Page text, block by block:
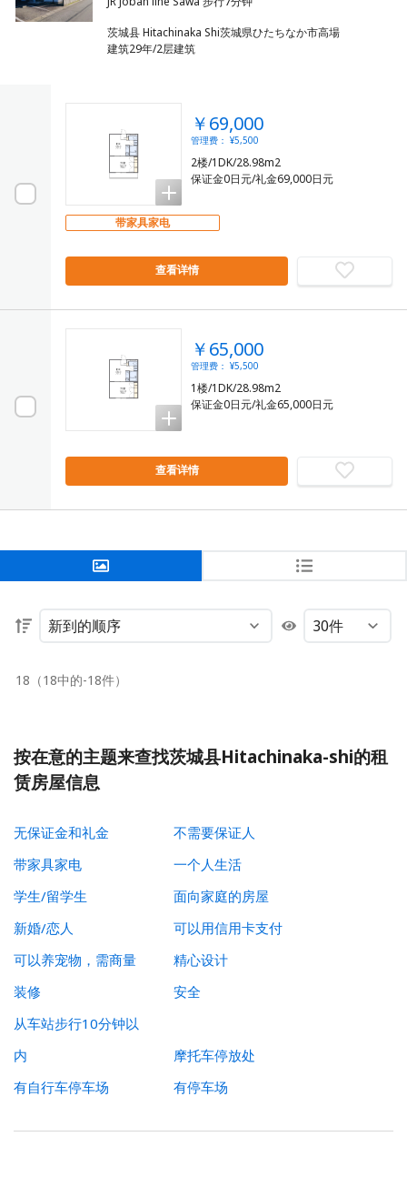
茨城县 Hitachinaka Shi茨城県ひたちなか市高場
建筑29年/2层建筑
￥69,000
管理费： ¥5,500
2楼/1DK/28.98m2
保证金0日元/礼金69,000日元
带家具家电
查看详情
￥65,000
管理费： ¥5,500
1楼/1DK/28.98m2
保证金0日元/礼金65,000日元
查看详情
18（18中的-18件）
按在意的主题来查找茨城县Hitachinaka-shi的租
赁房屋信息
无保证金和礼金
不需要保证人
带家具家电
一个人生活
学生/留学生
面向家庭的房屋
新婚/恋人
可以用信用卡支付
可以养宠物，需商量
精心设计
装修
安全
从车站步行10分钟以
内
摩托车停放处
有自行车停车场
有停车场